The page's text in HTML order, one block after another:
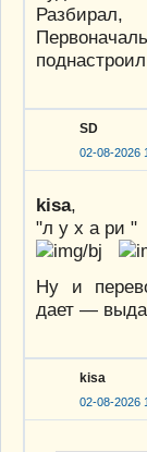
SD
02-08-2026
kisa,
"л у х а ри "
Ну и
дает —
kisa
02-08-2026